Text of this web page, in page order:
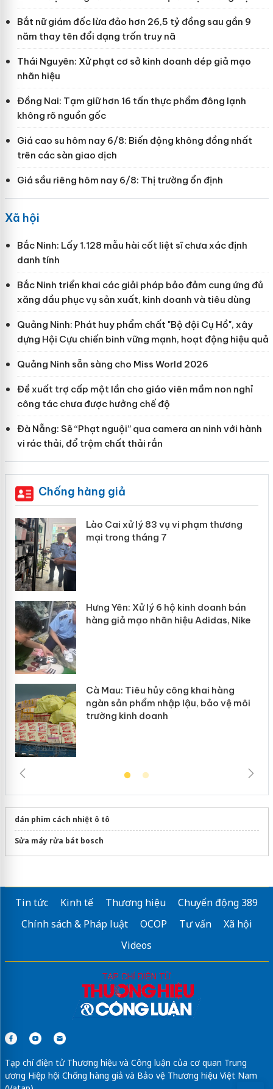
Bắt nữ giám đốc lừa đảo hơn 26,5 tỷ đồng sau gần 9
năm thay tên đổi dạng trốn truy nã
Thái Nguyên: Xử phạt cơ sở kinh doanh dép giả mạo
nhãn hiệu
Đồng Nai: Tạm giữ hơn 16 tấn thực phẩm đông lạnh
không rõ nguồn gốc
Giá cao su hôm nay 6/8: Biến động không đồng nhất
trên các sàn giao dịch
Giá sầu riêng hôm nay 6/8: Thị trường ổn định
Xã hội
Bắc Ninh: Lấy 1.128 mẫu hài cốt liệt sĩ chưa xác định
danh tính
Bắc Ninh triển khai các giải pháp bảo đảm cung ứng đủ
xăng dầu phục vụ sản xuất, kinh doanh và tiêu dùng
Quảng Ninh: Phát huy phẩm chất "Bộ đội Cụ Hồ", xây
dựng Hội Cựu chiến binh vững mạnh, hoạt động hiệu quả
Quảng Ninh sẵn sàng cho Miss World 2026
Đề xuất trợ cấp một lần cho giáo viên mầm non nghỉ
công tác chưa được hưởng chế độ
Đà Nẵng: Sẽ “Phạt nguội” qua camera an ninh với hành
vi rác thải, đổ trộm chất thải rắn
Chống hàng giả
Lào Cai xử lý 83 vụ vi phạm thương
mại trong tháng 7
Hưng Yên: Xử lý 6 hộ kinh doanh bán
hàng giả mạo nhãn hiệu Adidas, Nike
Cà Mau: Tiêu hủy công khai hàng
ngàn sản phẩm nhập lậu, bảo vệ môi
trường kinh doanh
dán phim cách nhiệt ô tô
Sửa máy rửa bát bosch
Tin tức Kinh tế Thương hiệu
Chuyển động 389
Chính sách & Pháp luật
OCOP Tư vấn
Xã hội
Videos
Tạp chí điện tử Thương hiệu và Công luận của cơ quan Trung
ương Hiệp hội Chống hàng giả và Bảo vệ Thương hiệu Việt Nam